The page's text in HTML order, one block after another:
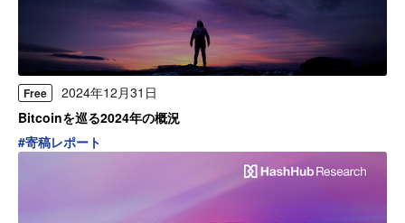
Free
2024年12月31日
Bitcoinを巡る2024年の概況
#寄稿レポート